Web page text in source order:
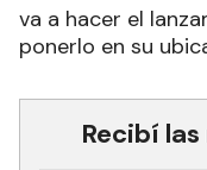
va a hacer el
ponerlo en su
Recibí